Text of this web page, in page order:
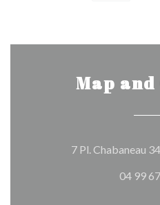
Map
7 Pl. Chabaneau
04 99